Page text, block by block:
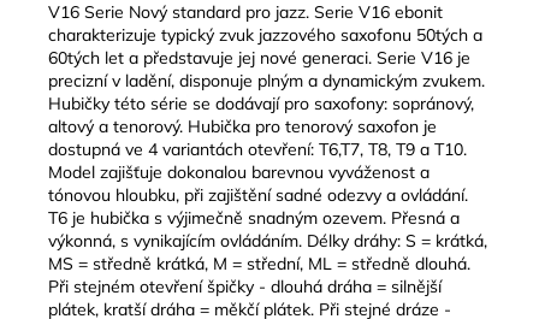
V16 Serie Nový standard pro jazz. Serie V16 ebonit
charakterizuje typický zvuk jazzového saxofonu 50tých a
60tých let a představuje jej nové generaci. Serie V16 je
precizní v ladění, disponuje plným a dynamickým zvukem.
Hubičky této série se dodávají pro saxofony: sopránový,
altový a tenorový. Hubička pro tenorový saxofon je
dostupná ve 4 variantách otevření: T6,T7, T8, T9 a T10.
Model zajišťuje dokonalou barevnou vyváženost a
tónovou hloubku, při zajištění sadné odezvy a ovládání.
T6 je hubička s výjimečně snadným ozevem. Přesná a
výkonná, s vynikajícím ovládáním. Délky dráhy: S = krátká,
MS = středně krátká, M = střední, ML = středně dlouhá.
Při stejném otevření špičky - dlouhá dráha = silnější
plátek, kratší dráha = měkčí plátek. Při stejné dráze -